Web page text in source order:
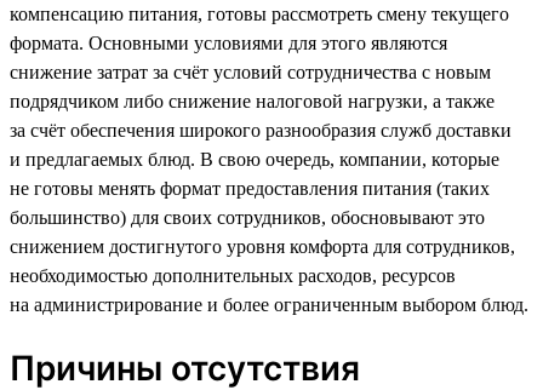
компенсацию питания, готовы рассмотреть смену текущего
формата. Основными условиями для этого являются
снижение затрат за счёт условий сотрудничества с новым
подрядчиком либо снижение налоговой нагрузки, а также
за счёт обеспечения широкого разнообразия служб доставки
и предлагаемых блюд. В свою очередь, компании, которые
не готовы менять формат предоставления питания (таких
большинство) для своих сотрудников, обосновывают это
снижением достигнутого уровня комфорта для сотрудников,
необходимостью дополнительных расходов, ресурсов
на администрирование и более ограниченным выбором блюд.
Причины отсутствия